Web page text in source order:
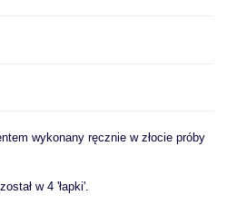
wykonany ręcznie w złocie próby
w 4 'łapki'.